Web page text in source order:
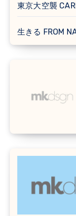
東京大空襲
生きる FROM